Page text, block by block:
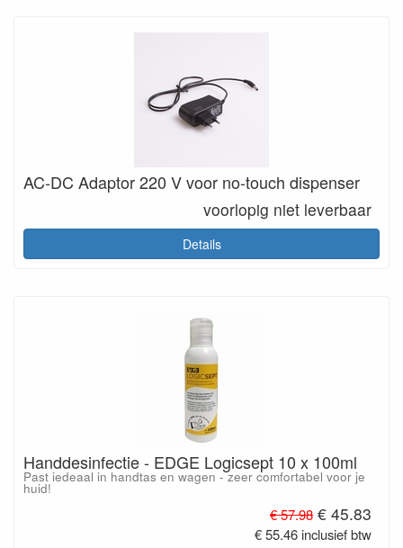
AC-DC Adaptor 220 V voor no-touch dispenser
voorlopig niet leverbaar
Details
Handdesinfectie - EDGE Logicsept 10 x 100ml
Past iedeaal in handtas en wagen - zeer comfortabel voor je
huid!
€ 57.98 € 45.83
€ 55.46 inclusief btw